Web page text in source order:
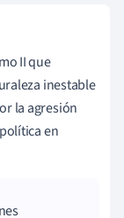
II que
inestable
la agresión
en